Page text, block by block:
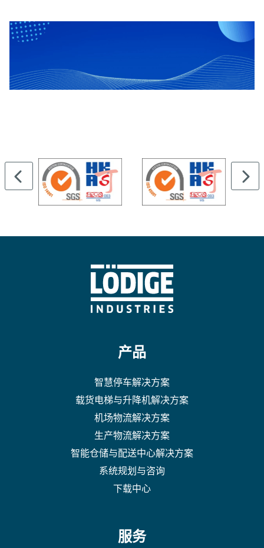
产品
智慧停车解决方案
载货电梯与升降机解决方案
机场物流解决方案
生产物流解决方案
智能仓储与配送中心解决方案
系统规划与咨询
下载中心
服务